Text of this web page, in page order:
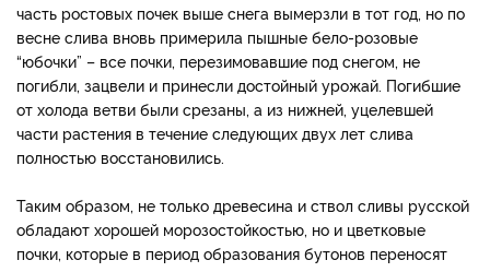
часть ростовых почек выше снега вымерзли в тот год, но по
весне слива вновь примерила пышные бело-розовые
“юбочки” – все почки, перезимовавшие под снегом, не
погибли, зацвели и принесли достойный урожай. Погибшие
от холода ветви были срезаны, а из нижней, уцелевшей
части растения в течение следующих двух лет слива
полностью восстановились.
Таким образом, не только древесина и ствол сливы русской
обладают хорошей морозостойкостью, но и цветковые
почки, которые в период образования бутонов переносят